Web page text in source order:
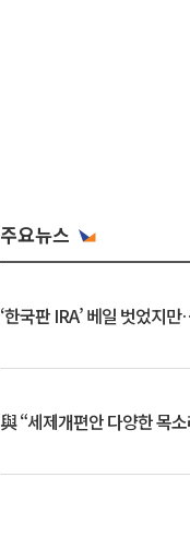
주요뉴스
‘한국판 IRA’ 베일 벗었지
與 “세제개편안 다양한 목